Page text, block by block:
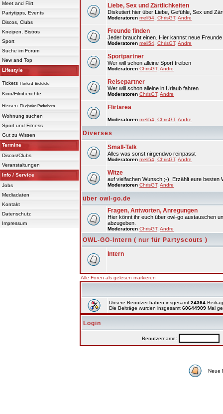
Meet and Flirt
Partytipps, Events
Discos, Clubs
Kneipen, Bistros
Sport
Suche im Forum
New and Top
Lifestyle
Tickets Herford Bielefeld
Kino/Filmberichte
Reisen Flughafen Paderborn
Wohnung suchen
Sport und Fitness
Gut zu Wissen
Termine
Discos/Clubs
Veranstaltungen
Info / Service
Jobs
Mediadaten
Kontakt
Datenschutz
Impressum
Liebe, Sex und Zärtlichkeiten
Diskutiert hier über Liebe, Gefühle, Sex und
Moderatoren meli54 ChrisGT, Andre
Freunde finden
Jeder braucht einen. Hier kannst neue Freunde
Moderatoren meli54 ChrisGT, Andre
Sportpartner
Wer will schon alleine Sport treiben
Moderatoren ChrisGT, Andre
Reisepartner
Wer will schon alleine in Urlaub fahren
Moderatoren ChrisGT, Andre
Flirtarea
Moderatoren meli54 ChrisGT, Andre
Diverses
Small-Talk
Alles was sonst nirgendwo reinpasst
Moderatoren meli54 ChrisGT, Andre
Witze
auf vielfachen Wunsch ;-). Erzählt eure besten
Moderatoren ChrisGT, Andre
über owl-go.de
Fragen, Antworten, Anregungen
Hier könnt ihr euch über owl-go austauschen
abzugeben.
Moderatoren ChrisGT, Andre
OWL-GO-Intern ( nur für Partyscouts )
Intern
Alle Foren als gelesen markieren
Unsere Benutzer haben insgesamt 24364
Die Beiträge wurden insgesamt 60644909 Mal
Login
Benutzername:
Neue